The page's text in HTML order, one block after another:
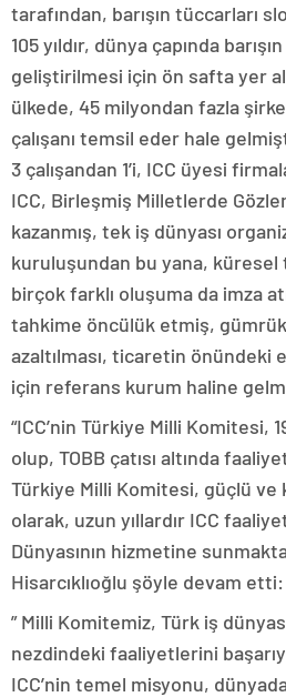
tarafından, barışın tüccarları
105 yıldır, dünya çapında
geliştirilmesi için ön safta yer
ülkede, 45 milyondan fazla
çalışanı temsil eder hale
3 çalışandan 1’i, ICC üyesi
ICC, Birleşmiş Milletlerde
kazanmış, tek iş dünyası
kuruluşundan bu yana,
birçok farklı oluşuma da imza
tahkime öncülük etmiş,
azaltılması, ticaretin önündeki
için referans kurum haline
“ICC’nin Türkiye Milli Komitesi,
olup, TOBB çatısı altında
Türkiye Milli Komitesi, güçlü ve
olarak, uzun yıllardır ICC
Dünyasının hizmetine
Hisarcıklıoğlu şöyle devam etti:
” Milli Komitemiz, Türk iş
nezdindeki faaliyetlerini
ICC’nin temel misyonu,